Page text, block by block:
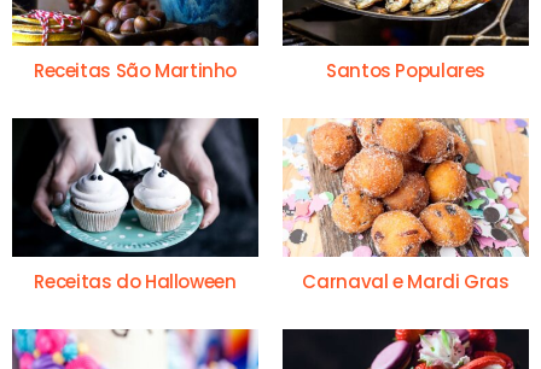
Receitas São Martinho Santos Populares
Receitas do Halloween Carnaval e Mardi Gras